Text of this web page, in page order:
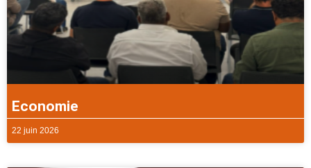
Economie
22 juin 2026